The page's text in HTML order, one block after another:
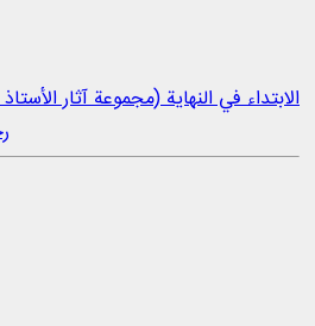
الابتداء في النهاية (مجموعة آثار